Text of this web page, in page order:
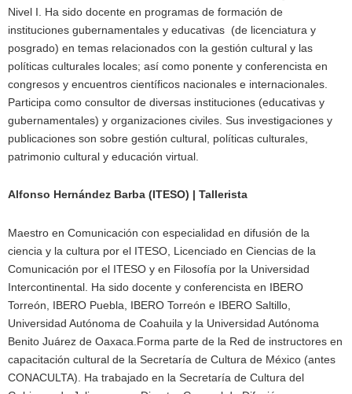
Nivel I. Ha sido docente en programas de formación de
instituciones gubernamentales y educativas (de licenciatura y
posgrado) en temas relacionados con la gestión cultural y las
políticas culturales locales; así como ponente y conferencista en
congresos y encuentros científicos nacionales e internacionales.
Participa como consultor de diversas instituciones (educativas y
gubernamentales) y organizaciones civiles. Sus investigaciones y
publicaciones son sobre gestión cultural, políticas culturales,
patrimonio cultural y educación virtual.
Alfonso Hernández Barba (ITESO) | Tallerista
Maestro en Comunicación con especialidad en difusión de la
ciencia y la cultura por el ITESO, Licenciado en Ciencias de la
Comunicación por el ITESO y en Filosofía por la Universidad
Intercontinental. Ha sido docente y conferencista en IBERO
Torreón, IBERO Puebla, IBERO Torreón e IBERO Saltillo,
Universidad Autónoma de Coahuila y la Universidad Autónoma
Benito Juárez de Oaxaca.Forma parte de la Red de instructores en
capacitación cultural de la Secretaría de Cultura de México (antes
CONACULTA). Ha trabajado en la Secretaría de Cultura del